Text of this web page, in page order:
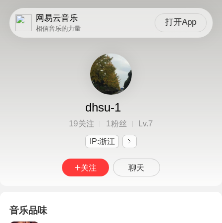
网易云音乐
相信音乐的力量
打开App
dhsu-1
19关注 1粉丝 Lv.7
IP:浙江
关注 聊天
音乐品味